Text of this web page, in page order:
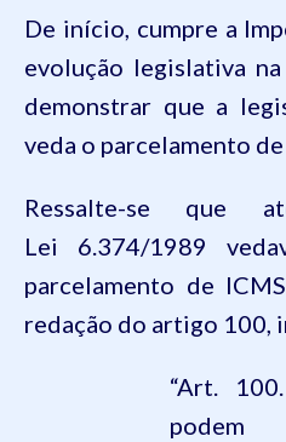
De início, cumpre a
evolução legislativa
demonstrar que a
veda o parcelamento
Ressalte-se que
Lei 6.374/1989
parcelamento de
redação do artigo 100,
“Art.